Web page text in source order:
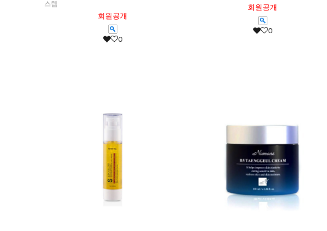
스템
회원공개
0
회원공개
0